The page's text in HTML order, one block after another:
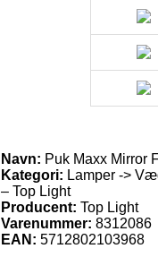
Navn: Puk Maxx Mirror
Kategori: Lamper ->
– Top Light
Producent: Top Light
Varenummer: 8312086
EAN: 5712802103968